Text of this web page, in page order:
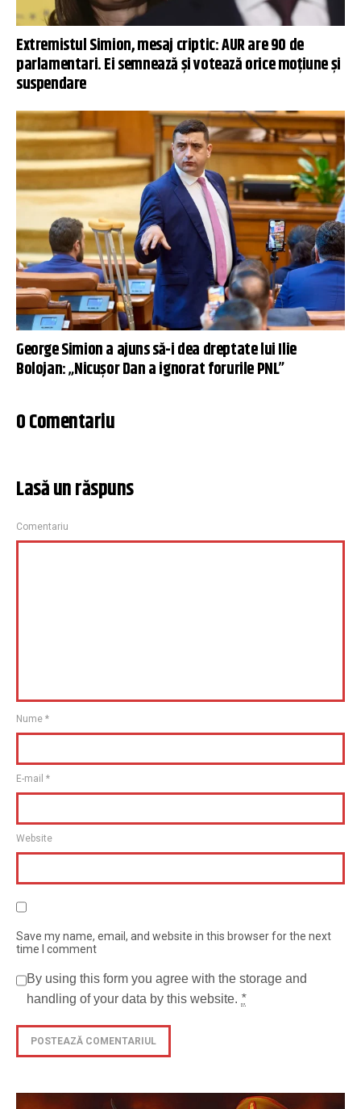
Extremistul Simion, mesaj criptic: AUR are 90 de
parlamentari. Ei semnează și votează orice moțiune și
suspendare
George Simion a ajuns să-i dea dreptate lui Ilie
Bolojan: „Nicușor Dan a ignorat forurile PNL”
0 Comentariu
Lasă un răspuns
Comentariu
Nume *
E-mail *
Website
Save my name, email, and website in this browser for the next
time I comment
By using this form you agree with the storage and
handling of your data by this website. *